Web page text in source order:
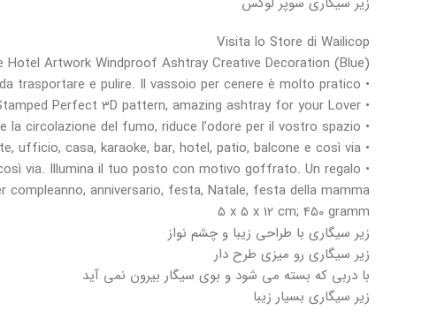
Visita lo Store di Wailicop
Artwork Windproof Ashtray Creative Decoration (Blue)
• Resistente e portatile per la vostra casa, adatto per interni ed esterni, facile da trasportare e pulire. Il vassoio per cenere è molto pratico.
• Vintage Windproof Ashtray with Lid use Zinc Alloy , Filigree & Enamel Hand Stamped Perfect 3D pattern, amazing ashtray for your Lover.
• Metodo di utilizzo, vassoio push down, il coperchio blocca la cenere fuori e riduce la circolazione del fumo, riduce l’odore per il vostro spazio.
• Cigar Ashtray adatto per giardino, feste, ufficio, casa, karaoke, bar, hotel, patio, balcone e così via.
via. Illumina il tuo posto con motivo goffrato. Un regalo
compleanno, anniversario, festa, Natale, festa della mamma.
‎5 x 5 x 12 cm; 450 gramm
زیر سیگاری با طراحی زیبا و چشم نواز
زیر سیگاری رو میزی طرح دار
با دربی که بسته می شود و بوی سیگار بیرون نمی آید
زیر سیگاری بسیار زیبا